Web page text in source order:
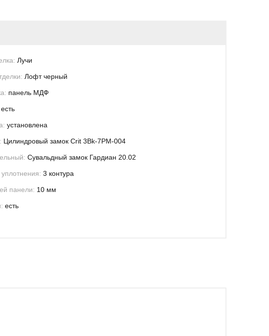
Лучи
Лофт черный
панель МДФ
есть
установлена
Цилиндровый замок Crit 3Bk-7PM-004
Сувальдный замок Гардиан 20.02
3 контура
панели: 10 мм
есть